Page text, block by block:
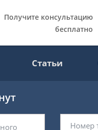
Получите консультацию
бесплатно
Статьи